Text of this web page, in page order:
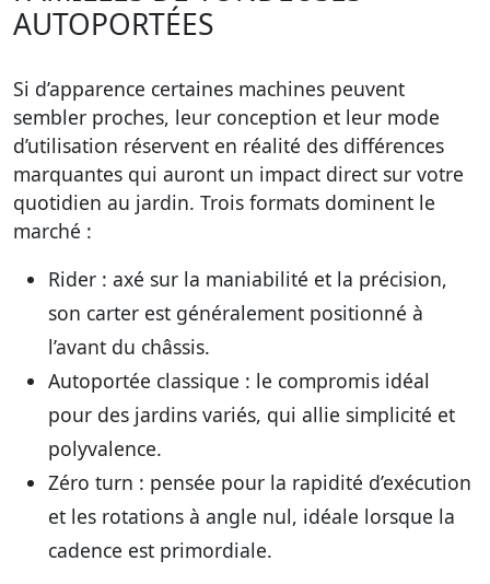
AUTOPORTÉES
Si d’apparence certaines machines peuvent
sembler proches, leur conception et leur mode
d’utilisation réservent en réalité des différences
marquantes qui auront un impact direct sur votre
quotidien au jardin. Trois formats dominent le
marché :
Rider : axé sur la maniabilité et la précision,
son carter est généralement positionné à
l’avant du châssis.
Autoportée classique : le compromis idéal
pour des jardins variés, qui allie simplicité et
polyvalence.
Zéro turn : pensée pour la rapidité d’exécution
et les rotations à angle nul, idéale lorsque la
cadence est primordiale.